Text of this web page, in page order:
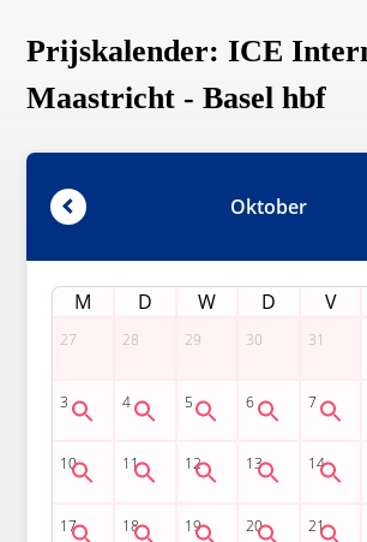
Prijskalender: ICE
Maastricht - Basel hbf
Oktober
M D W D V